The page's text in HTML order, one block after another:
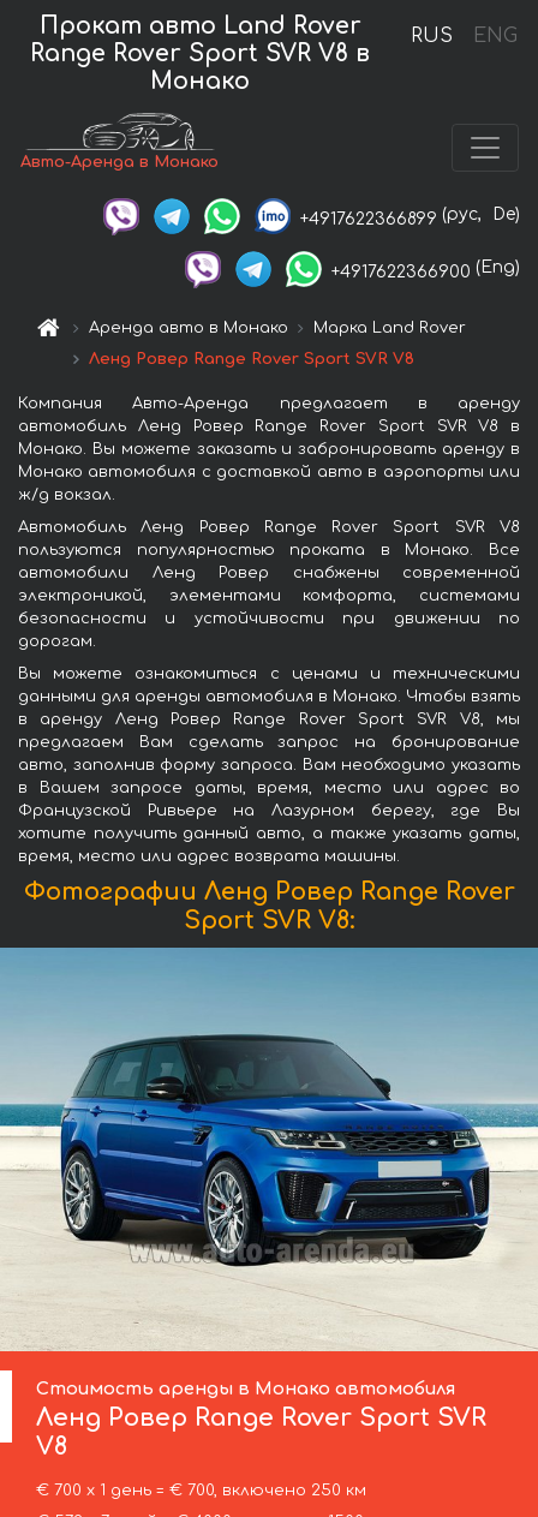
RUS ENG
Прокат авто Land Rover
Range Rover Sport SVR V8 в
Монако
Авто-Аренда в Монако
+4917622366899 (рус, De)
+4917622366900 (Eng)
Аренда авто в Монако
Марка Land Rover
Ленд Ровер Range Rover Sport SVR V8
Компания Авто-Аренда предлагает в аренду
автомобиль Ленд Ровер Range Rover Sport SVR V8 в
Монако. Вы можете заказать и забронировать аренду в
Монако автомобиля с доставкой авто в аэропорты или
ж/д вокзал.
Автомобиль Ленд Ровер Range Rover Sport SVR V8
пользуются популярностью проката в Монако. Все
автомобили Ленд Ровер снабжены современной
электроникой, элементами комфорта, системами
безопасности и устойчивости при движении по
дорогам.
Вы можете ознакомиться с ценами и техническими
данными для аренды автомобиля в Монако. Чтобы взять
в аренду Ленд Ровер Range Rover Sport SVR V8, мы
предлагаем Вам сделать запрос на бронирование
авто, заполнив форму запроса. Вам необходимо указать
в Вашем запросе даты, время, место или адрес во
Французской Ривьере на Лазурном берегу, где Вы
хотите получить данный авто, а также указать даты,
время, место или адрес возврата машины.
Фотографии Ленд Ровер Range Rover
Sport SVR V8:
Стоимость аренды в Монако автомобиля
Ленд Ровер Range Rover Sport SVR
V8
€ 700 х 1 день = € 700, включено 250 км